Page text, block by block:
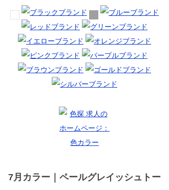
7月カラー｜ペールグレイッシュトー